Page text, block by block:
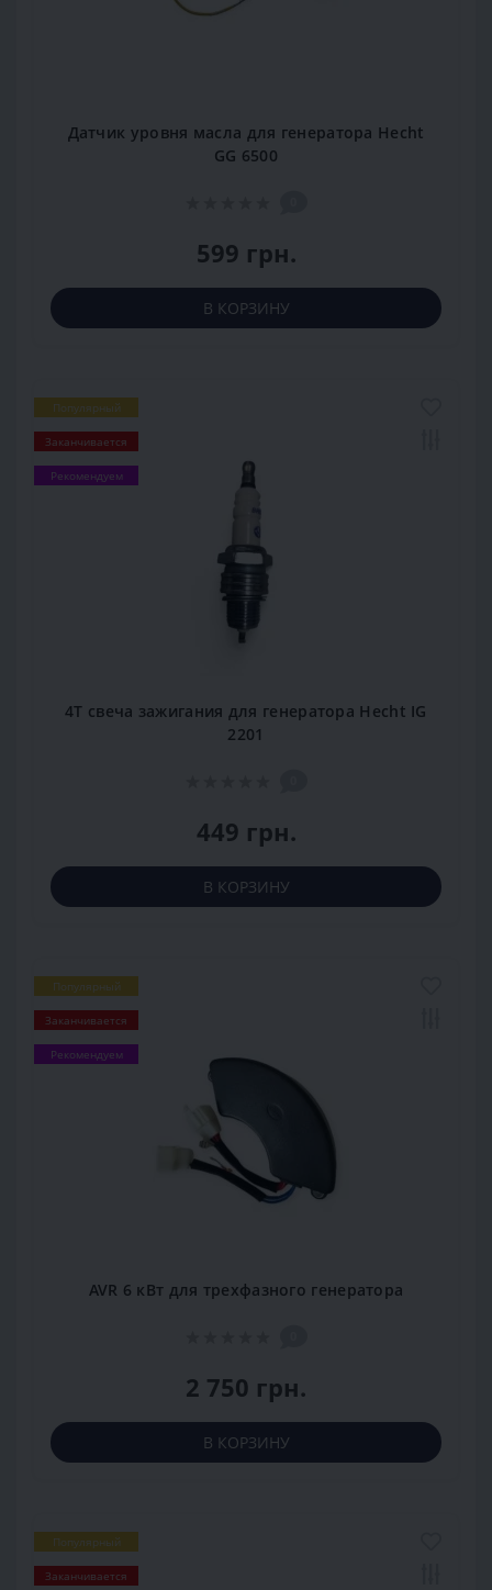
Датчик уровня масла для генератора Hecht
GG 6500
599 грн.
В КОРЗИНУ
Популярный
Заканчивается
Рекомендуем
4Т свеча зажигания для генератора Hecht IG
2201
449 грн.
В КОРЗИНУ
Популярный
Заканчивается
Рекомендуем
AVR 6 кВт для трехфазного генератора
2 750 грн.
В КОРЗИНУ
Популярный
Заканчивается